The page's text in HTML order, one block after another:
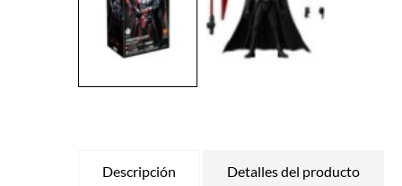
Descripción Detalles del producto